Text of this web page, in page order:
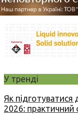
У тренді
Як
2026: практичний